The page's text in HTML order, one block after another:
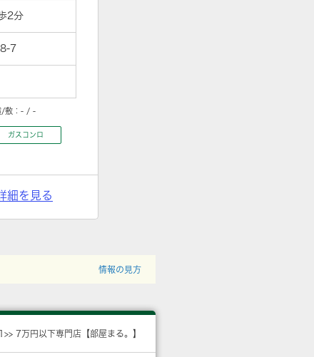
2分
7
敷： - / -
ガスコンロ
細を見る
情報の見方
7万円以下専門店【部屋まる。】